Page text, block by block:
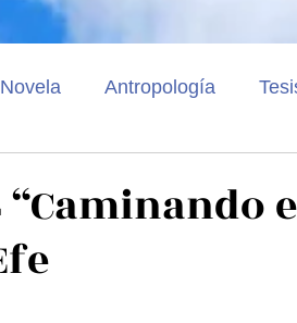
Novela Antropología
Feminista